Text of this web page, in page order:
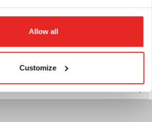
Allow all
Customize
Comparar este producto